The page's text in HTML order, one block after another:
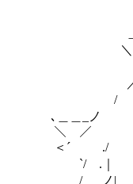
|＼
＿_| ト
＼ ￣|
＼ ∧ ＼
／´ `ー
/
､＿＿
＼
＜´
`/ .｜ |
/ _ノ| ／| .